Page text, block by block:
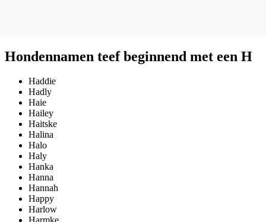
Hondennamen teef beginnend met een H
Haddie
Hadly
Haie
Hailey
Haitske
Halina
Halo
Haly
Hanka
Hanna
Hannah
Happy
Harlow